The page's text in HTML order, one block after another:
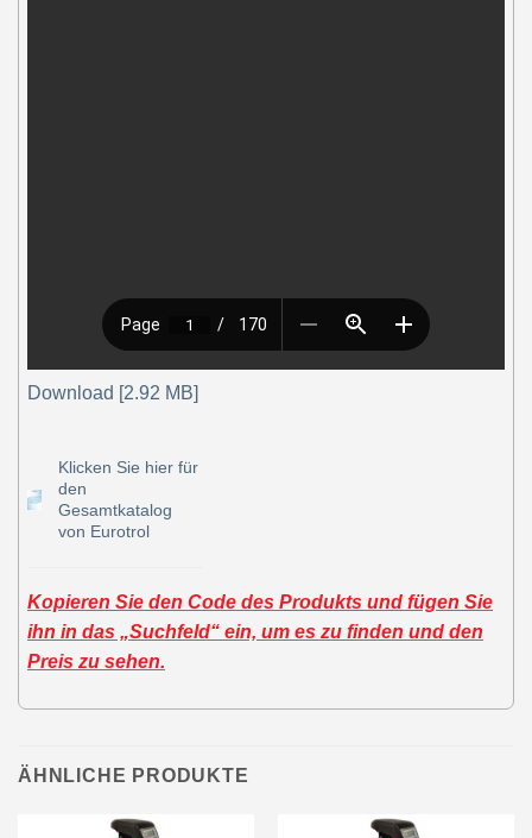
Download [2.92 MB]
Klicken Sie hier für
den
Gesamtkatalog
von Eurotrol
Kopieren Sie den Code des Produkts und fügen Sie
ihn in das „Suchfeld“ ein, um es zu finden und den
Preis zu sehen.
ÄHNLICHE PRODUKTE